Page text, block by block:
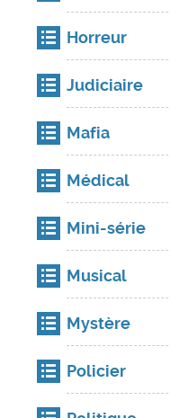
Horreur
Judiciaire
Mafia
Médical
Mini-série
Musical
Mystère
Policier